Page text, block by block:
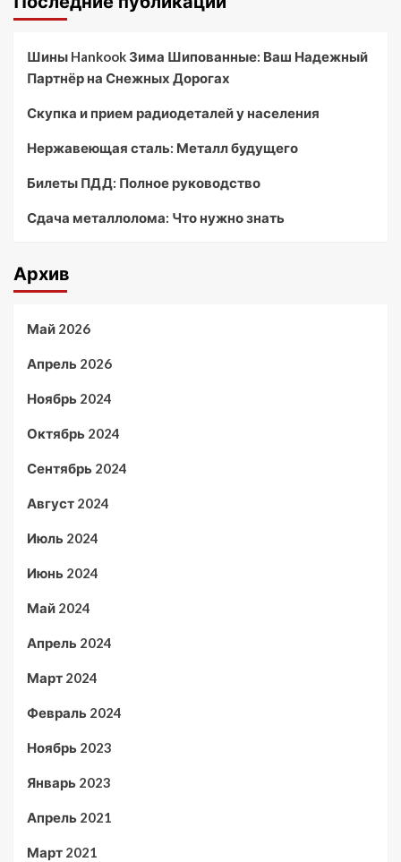
Шины Hankook Зима Шипованные: Ваш Надежный
Партнёр на Снежных Дорогах
Скупка и прием радиодеталей у населения
Нержавеющая сталь: Металл будущего
Билеты ПДД: Полное руководство
Сдача металлолома: Что нужно знать
Архив
Май 2026
Апрель 2026
Ноябрь 2024
Октябрь 2024
Сентябрь 2024
Август 2024
Июль 2024
Июнь 2024
Май 2024
Апрель 2024
Март 2024
Февраль 2024
Ноябрь 2023
Январь 2023
Апрель 2021
Март 2021